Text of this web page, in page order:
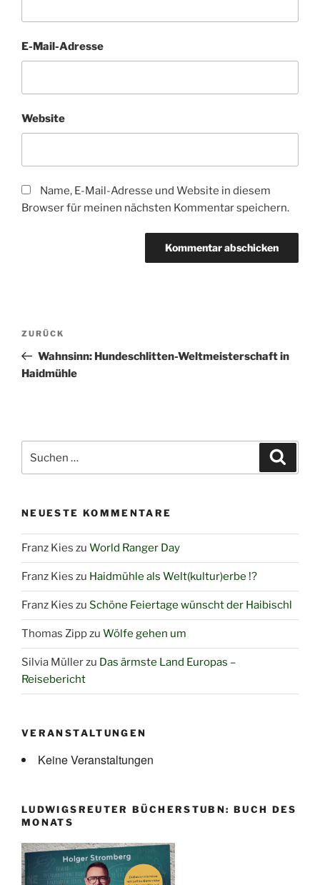
E-Mail-Adresse
Website
Name, E-Mail-Adresse und Website in diesem
Browser für meinen nächsten Kommentar speichern.
Beitragsnavigation
Vorheriger
Beitrag
ZURÜCK
Wahnsinn: Hundeschlitten-Weltmeisterschaft in
Haidmühle
nach:
NEUESTE KOMMENTARE
Franz Kies zu World Ranger Day
Franz Kies zu Haidmühle als Welt(kultur)erbe !?
Franz Kies zu Schöne Feiertage wünscht der Haibischl
Thomas Zippzu Wölfe gehen um
Silvia Müllerzu Das ärmste Land Europas –
Reisebericht
VERANSTALTUNGEN
Keine Veranstaltungen
LUDWIGSREUTER BÜCHERSTUBN: BUCH DES
MONATS